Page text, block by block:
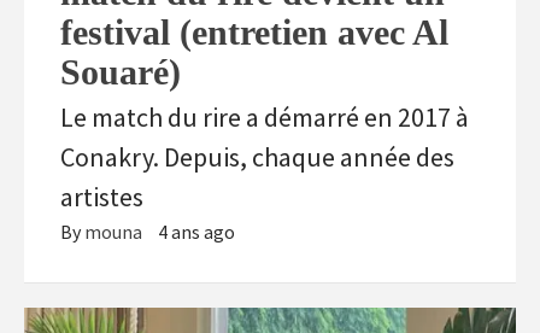
festival (entretien avec Al
Souaré)
Le match du rire a démarré en 2017 à
Conakry. Depuis, chaque année des
artistes
By mouna 4 ans ago